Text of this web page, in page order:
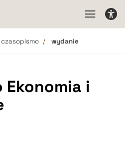
czasopismo wydanie
Ekonomia i